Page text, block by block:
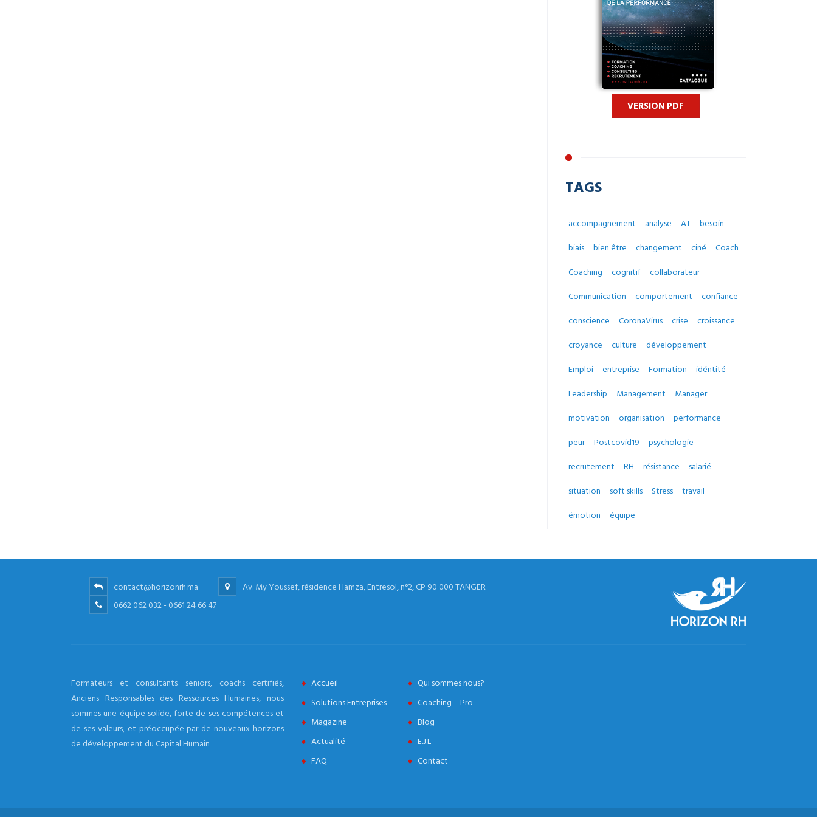
VERSION PDF
TAGS
accompagnement analyse AT
besoin
biais
bien être changement ciné
Coach
Coaching
cognitif
collaborateur
Communication
comportement
confiance
conscience
CoronaVirus crise
croissance
croyance
culture
développement
Emploi
entreprise Formation
idéntité
Leadership
Management
Manager
motivation
organisation
performance
peur
Postcovid19
psychologie
recrutement
RH résistance
salarié
situation
soft skills Stress
travail
émotion
équipe
contact@horizonrh.ma
Av. My Youssef, résidence Hamza, Entresol, n°2, CP 90 000 TANGER
0662 062 032 - 0661 24 66 47
Formateurs et consultants seniors, coachs certifiés,
Anciens Responsables des Ressources Humaines, nous
sommes une équipe solide, forte de ses compétences et
de ses valeurs, et préoccupée par de nouveaux horizons
de développement du Capital Humain
Accueil
Qui sommes nous?
Solutions Entreprises
Coaching – Pro
Magazine
Blog
Actualité
E.J.L
FAQ
Contact